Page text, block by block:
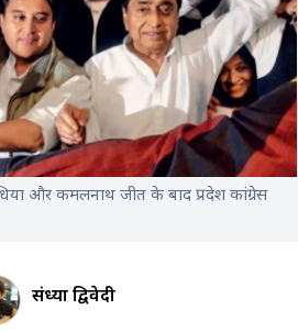
और कमलनाथ जीत के बाद प्रदेश कांग्रेस
संध्या द्विवेदी